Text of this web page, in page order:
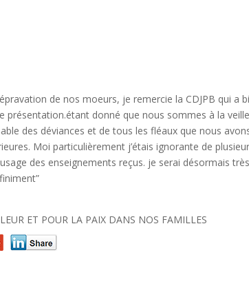
de nos moeurs, je remercie la CDJPB qui a
présentation.étant donné que nous sommes à la
des déviances et de tous les fléaux que nous
Moi particulièrement j’étais ignorante de
des enseignements reçus. je serai désormais très
ET POUR LA PAIX DANS NOS FAMILLES